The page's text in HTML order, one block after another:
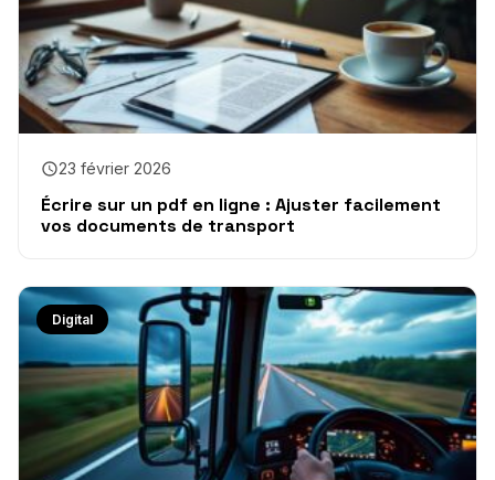
23 février 2026
Écrire sur un pdf en ligne : Ajuster facilement
vos documents de transport
Digital